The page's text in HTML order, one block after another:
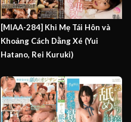
[MIAA-284] Khi Mẹ Tái Hôn và
Khoảng Cách Dằng Xé (Yui
Hatano, Rei Kuruki)